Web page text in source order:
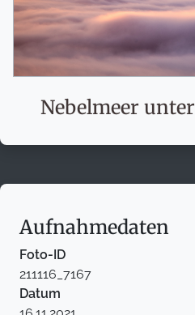
Nebelmeer
Aufnahmedaten
Foto-ID
211116_7167
Datum